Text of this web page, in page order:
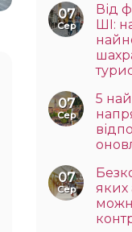
07
Сер
Від
ШІ:
07
Сер
5
07
Сер
яких